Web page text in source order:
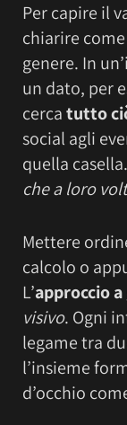
Per capire il
chiarire
genere. In
un dato, per
cercatutto
social agli
quella
che a loro
Mettere
calcolo o
L’approccio
visivo. Ogni
legame tra
l’insieme
d’occhio